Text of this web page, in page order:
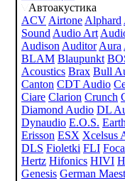
Автоакустика
ACV Airtone Alphard
Sound Audio Art
Audison Auditor Aura
BLAM Blaupunkt
Acoustics Brax Bull
Canton CDT Audio
Ciare Clarion Crunch
Diamond Audio DL
Dynaudio E.O.S.
Erisson ESX Xcelsus
DLS Fioletki FLI
Hertz Hifonics HIVI
Genesis German